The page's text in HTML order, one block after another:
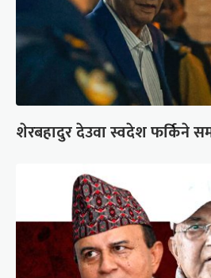
शेरबहादुर देउवा स्वदेश फर्किने